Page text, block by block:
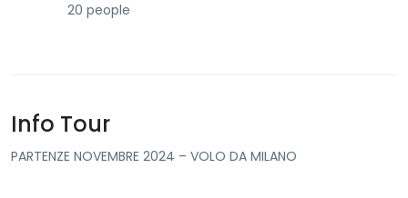
20 people
Info Tour
PARTENZE NOVEMBRE 2024 – VOLO DA MILANO